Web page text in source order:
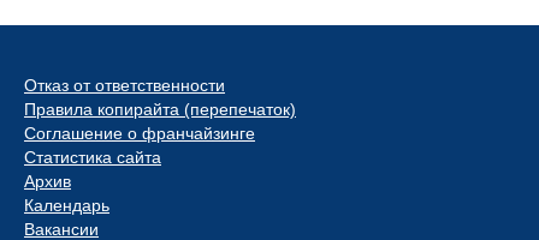
Отказ от ответственности
Правила копирайта (перепечаток)
Соглашение о франчайзинге
Статистика сайта
Архив
Календарь
Вакансии